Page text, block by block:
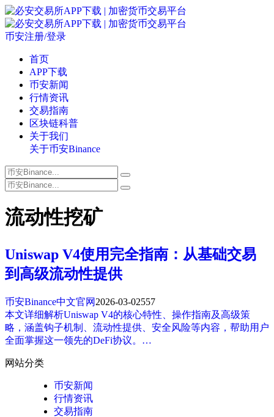
币安注册/登录
首页
APP下载
币安新闻
行情资讯
交易指南
区块链科普
关于我们
关于币安Binance
流动性挖矿
Uniswap V4使用完全指南：从基础交易
到高级流动性提供
币安Binance中文官网 2026-03-02557
本文详细解析Uniswap V4的核心特性、操作指南及高级策
略，涵盖钩子机制、流动性提供、安全风险等内容，帮助用户
全面掌握这一领先的DeFi协议。…
网站分类
币安新闻
行情资讯
交易指南